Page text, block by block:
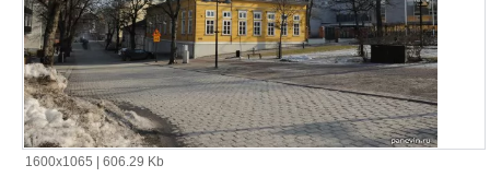
1600x1065
606.29 Kb